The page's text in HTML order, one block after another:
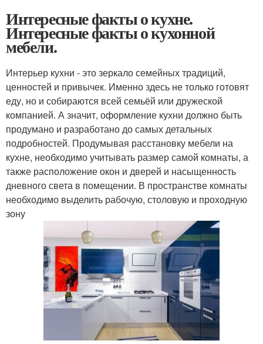
Интересные факты о кухне.
Интересные факты о кухонной
мебели.
Интерьер кухни - это зеркало семейных традиций,
ценностей и привычек. Именно здесь не только готовят
еду, но и собираются всей семьёй или дружеской
компанией. А значит, оформление кухни должно быть
продумано и разработано до самых детальных
подробностей. Продумывая расстановку мебели на
кухне, необходимо учитывать размер самой комнаты, а
также расположение окон и дверей и насыщенность
дневного света в помещении. В пространстве комнаты
необходимо выделить рабочую, столовую и проходную
зону